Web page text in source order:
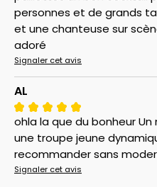
personnes et de grands
et une chanteuse sur
adoré
Signaler cet avis
AL
ohla la que du bonheur
une troupe jeune
recommander sans
Signaler cet avis